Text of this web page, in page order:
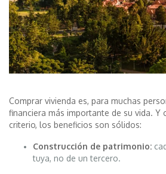
Comprar vivienda es, para muchas
financiera más importante de su vida. Y
criterio, los beneficios son sólidos:
Construcción de patrimonio:
tuya, no de un tercero.